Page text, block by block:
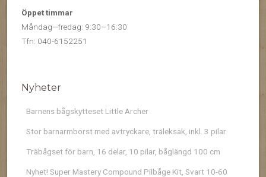
Öppet timmar
Måndag—fredag: 9:30–16:30
Tfn: 040-6152251
Nyheter
Barnens bågskytteset Little Archer
Stor barnarmborst med avtryckare, träleksak, inkl. 3 pilar
Träbågset för barn, 16 delar, 10 pilar, båglängd 100 cm
Nyhet! Super Mastery Compound Pilbåge Kit, Svart 10-60